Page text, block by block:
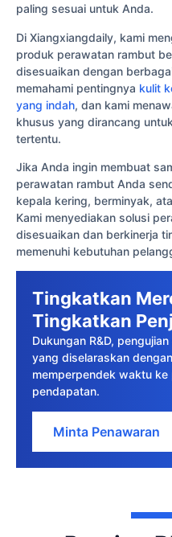
paling sesuai untuk Anda.
Di Xiangxiangdaily, kami
produk perawatan rambut
disesuaikan dengan
memahami pentingnya kulit
yang indah, dan kami
khusus yang dirancang
tertentu.
Jika Anda ingin membuat
perawatan rambut Anda
kepala kering, berminyak,
Kami menyediakan solusi
disesuaikan dan berkinerja
memenuhi kebutuhan
Tingkatkan
Tingkatkan
Dukungan R&D,
yang diselaraskan
memperpendek waktu
pendapatan.
Minta Penawaran